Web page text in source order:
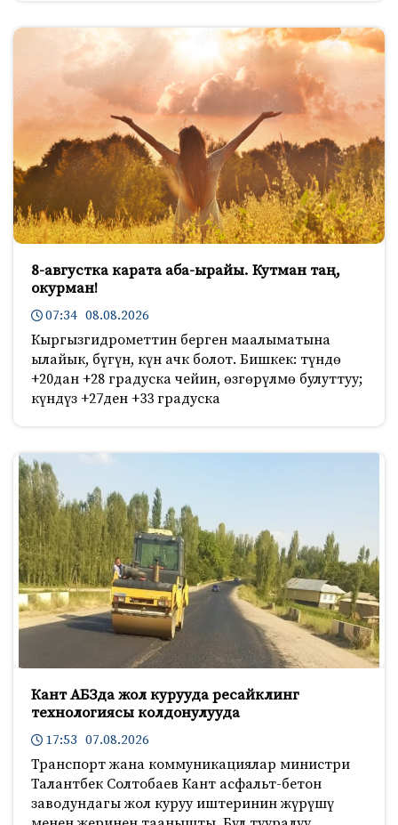
8-августка карата аба-ырайы. Кутман таң,
окурман!
07:34 08.08.2026
Кыргызгидрометтин берген маалыматына
ылайык, бүгүн, күн ачк болот. Бишкек: түндө
+20дан +28 градуска чейин, өзгөрүлмө булуттуу;
күндүз +27ден +33 градуска
Кант АБЗда жол курууда ресайклинг
технологиясы колдонулууда
17:53 07.08.2026
Транспорт жана коммуникациялар министри
Талантбек Солтобаев Кант асфальт-бетон
заводундагы жол куруу иштеринин жүрүшү